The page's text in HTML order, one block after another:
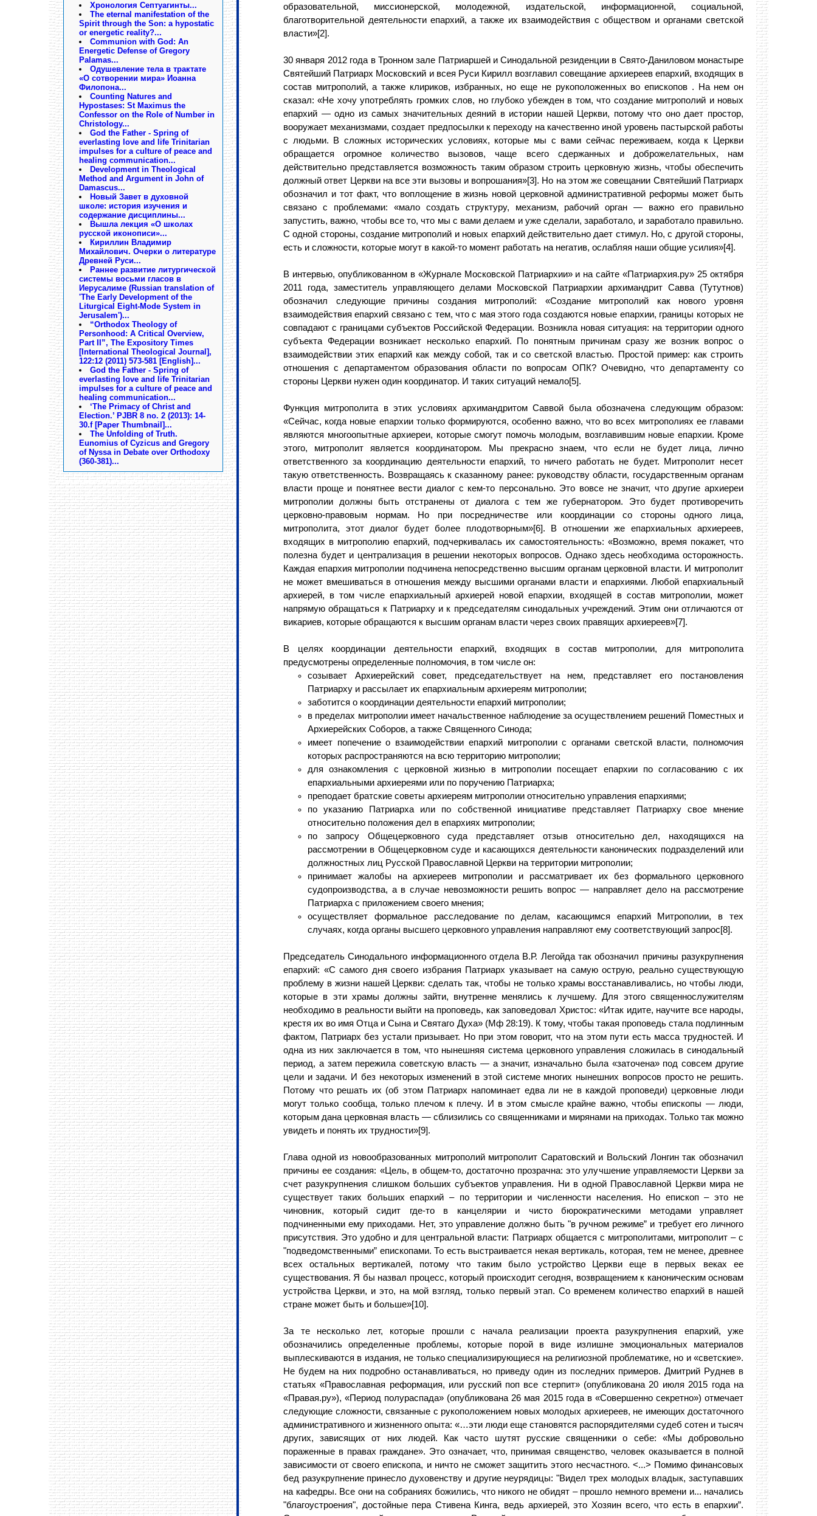
Хронология Септуагинты...
The eternal manifestation of the
Spirit through the Son: a hypostatic
or energetic reality?...
Communion with God: An
Energetic Defense of Gregory
Palamas...
Одушевление тела в трактате
«О сотворении мира» Иоанна
Филопона...
Counting Natures and
Hypostases: St Maximus the
Confessor on the Role of Number in
Christology...
God the Father - Spring of
everlasting love and life Trinitarian
impulses for a culture of peace and
healing communication...
Development in Theological
Method and Argument in John of
Damascus...
Новый Завет в духовной
школе: история изучения и
содержание дисциплины...
Вышла лекция «О школах
русской иконописи»...
Кириллин Владимир
Михайлович. Очерки о литературе
Древней Руси...
Раннее развитие литургической
системы восьми гласов в
Иерусалиме (Russian translation of
'The Early Development of the
Liturgical Eight-Mode System in
Jerusalem')...
“Orthodox Theology of
Personhood: A Critical Overview,
Part II”, The Expository Times
[International Theological Journal],
122:12 (2011) 573-581 [English]...
God the Father - Spring of
everlasting love and life Trinitarian
impulses for a culture of peace and
healing communication...
‘The Primacy of Christ and
Election.’ PJBR 8 no. 2 (2013): 14-
30.f [Paper Thumbnail]...
The Unfolding of Truth.
Eunomius of Cyzicus and Gregory
of Nyssa in Debate over Orthodoxy
(360-381)...
образовательной, миссионерской, молодежной, издательской, информационной, социальной,
благотворительной деятельности епархий, а также их взаимодействия с обществом и органами светской
власти»[2].
30 января 2012 года в Тронном зале Патриаршей и Синодальной резиденции в Свято-Даниловом монастыре
Святейший Патриарх Московский и всея Руси Кирилл возглавил совещание архиереев епархий, входящих в
состав митрополий, а также клириков, избранных, но еще не рукоположенных во епископов . На нем он
сказал: «Не хочу употреблять громких слов, но глубоко убежден в том, что создание митрополий и новых
епархий — одно из самых значительных деяний в истории нашей Церкви, потому что оно дает простор,
вооружает механизмами, создает предпосылки к переходу на качественно иной уровень пастырской работы
с людьми. В сложных исторических условиях, которые мы с вами сейчас переживаем, когда к Церкви
обращается огромное количество вызовов, чаще всего сдержанных и доброжелательных, нам
действительно представляется возможность таким образом строить церковную жизнь, чтобы обеспечить
должный ответ Церкви на все эти вызовы и вопрошания»[3]. Но на этом же совещании Святейший Патриарх
обозначил и тот факт, что воплощение в жизнь новой церковной административной реформы может быть
связано с проблемами: «мало создать структуру, механизм, рабочий орган — важно его правильно
запустить, важно, чтобы все то, что мы с вами делаем и уже сделали, заработало, и заработало правильно.
С одной стороны, создание митрополий и новых епархий действительно дает стимул. Но, с другой стороны,
есть и сложности, которые могут в какой-то момент работать на негатив, ослабляя наши общие усилия»[4].
В интервью, опубликованном в «Журнале Московской Патриархии» и на сайте «Патриархия.ру» 25 октября
2011 года, заместитель управляющего делами Московской Патриархии архимандрит Савва (Тутутнов)
обозначил следующие причины создания митрополий: «Создание митрополий как нового уровня
взаимодействия епархий связано с тем, что с мая этого года создаются новые епархии, границы которых не
совпадают с границами субъектов Российской Федерации. Возникла новая ситуация: на территории одного
субъекта Федерации возникает несколько епархий. По понятным причинам сразу же возник вопрос о
взаимодействии этих епархий как между собой, так и со светской властью. Простой пример: как строить
отношения с департаментом образования области по вопросам ОПК? Очевидно, что департаменту со
стороны Церкви нужен один координатор. И таких ситуаций немало[5].
Функция митрополита в этих условиях архимандритом Саввой была обозначена следующим образом:
«Сейчас, когда новые епархии только формируются, особенно важно, что во всех митрополиях ее главами
являются многоопытные архиереи, которые смогут помочь молодым, возглавившим новые епархии. Кроме
этого, митрополит является координатором. Мы прекрасно знаем, что если не будет лица, лично
ответственного за координацию деятельности епархий, то ничего работать не будет. Митрополит несет
такую ответственность. Возвращаясь к сказанному ранее: руководству области, государственным органам
власти проще и понятнее вести диалог с кем-то персонально. Это вовсе не значит, что другие архиереи
митрополии должны быть отстранены от диалога с тем же губернатором. Это будет противоречить
церковно-правовым нормам. Но при посредничестве или координации со стороны одного лица,
митрополита, этот диалог будет более плодотворным»[6]. В отношении же епархиальных архиереев,
входящих в митрополию епархий, подчеркивалась их самостоятельность: «Возможно, время покажет, что
полезна будет и централизация в решении некоторых вопросов. Однако здесь необходима осторожность.
Каждая епархия митрополии подчинена непосредственно высшим органам церковной власти. И митрополит
не может вмешиваться в отношения между высшими органами власти и епархиями. Любой епархиальный
архиерей, в том числе епархиальный архиерей новой епархии, входящей в состав митрополии, может
напрямую обращаться к Патриарху и к председателям синодальных учреждений. Этим они отличаются от
викариев, которые обращаются к высшим органам власти через своих правящих архиереев»[7].
В целях координации деятельности епархий, входящих в состав митрополии, для митрополита
предусмотрены определенные полномочия, в том числе он:
созывает Архиерейский совет, председательствует на нем, представляет его постановления
Патриарху и рассылает их епархиальным архиереям митрополии;
заботится о координации деятельности епархий митрополии;
в пределах митрополии имеет начальственное наблюдение за осуществлением решений Поместных и
Архиерейских Соборов, а также Священного Синода;
имеет попечение о взаимодействии епархий митрополии с органами светской власти, полномочия
которых распространяются на всю территорию митрополии;
для ознакомления с церковной жизнью в митрополии посещает епархии по согласованию с их
епархиальными архиереями или по поручению Патриарха;
преподает братские советы архиереям митрополии относительно управления епархиями;
по указанию Патриарха или по собственной инициативе представляет Патриарху свое мнение
относительно положения дел в епархиях митрополии;
по запросу Общецерковного суда представляет отзыв относительно дел, находящихся на
рассмотрении в Общецерковном суде и касающихся деятельности канонических подразделений или
должностных лиц Русской Православной Церкви на территории митрополии;
принимает жалобы на архиереев митрополии и рассматривает их без формального церковного
судопроизводства, а в случае невозможности решить вопрос — направляет дело на рассмотрение
Патриарха с приложением своего мнения;
осуществляет формальное расследование по делам, касающимся епархий Митрополии, в тех
случаях, когда органы высшего церковного управления направляют ему соответствующий запрос[8].
Председатель Синодального информационного отдела В.Р. Легойда так обозначил причины разукрупнения
епархий: «С самого дня своего избрания Патриарх указывает на самую острую, реально существующую
проблему в жизни нашей Церкви: сделать так, чтобы не только храмы восстанавливались, но чтобы люди,
которые в эти храмы должны зайти, внутренне менялись к лучшему. Для этого священнослужителям
необходимо в реальности выйти на проповедь, как заповедовал Христос: «Итак идите, научите все народы,
крестя их во имя Отца и Сына и Святаго Духа» (Мф 28:19). К тому, чтобы такая проповедь стала подлинным
фактом, Патриарх без устали призывает. Но при этом говорит, что на этом пути есть масса трудностей. И
одна из них заключается в том, что нынешняя система церковного управления сложилась в синодальный
период, а затем пережила советскую власть — а значит, изначально была «заточена» под совсем другие
цели и задачи. И без некоторых изменений в этой системе многих нынешних вопросов просто не решить.
Потому что решать их (об этом Патриарх напоминает едва ли не в каждой проповеди) церковные люди
могут только сообща, только плечом к плечу. И в этом смысле крайне важно, чтобы епископы — люди,
которым дана церковная власть — сблизились со священниками и мирянами на приходах. Только так можно
увидеть и понять их трудности»[9].
Глава одной из новообразованных митрополий митрополит Саратовский и Вольский Лонгин так обозначил
причины ее создания: «Цель, в общем-то, достаточно прозрачна: это улучшение управляемости Церкви за
счет разукрупнения слишком больших субъектов управления. Ни в одной Православной Церкви мира не
существует таких больших епархий – по территории и численности населения. Но епископ – это не
чиновник, который сидит где-то в канцелярии и чисто бюрократическими методами управляет
подчиненными ему приходами. Нет, это управление должно быть "в ручном режиме” и требует его личного
присутствия. Это удобно и для центральной власти: Патриарх общается с митрополитами, митрополит – с
"подведомственными” епископами. То есть выстраивается некая вертикаль, которая, тем не менее, древнее
всех остальных вертикалей, потому что таким было устройство Церкви еще в первых веках ее
существования. Я бы назвал процесс, который происходит сегодня, возвращением к каноническим основам
устройства Церкви, и это, на мой взгляд, только первый этап. Со временем количество епархий в нашей
стране может быть и больше»[10].
За те несколько лет, которые прошли с начала реализации проекта разукрупнения епархий, уже
обозначились определенные проблемы, которые порой в виде излишне эмоциональных материалов
выплескиваются в издания, не только специализирующиеся на религиозной проблематике, но и «светские».
Не будем на них подробно останавливаться, но приведу один из последних примеров. Дмитрий Руднев в
статьях «Православная реформация, или русский поп все стерпит» (опубликована 20 июля 2015 года на
«Правая.ру»), «Период полураспада» (опубликована 26 мая 2015 года в «Совершенно секретно») отмечает
следующие сложности, связанные с рукоположением новых молодых архиереев, не имеющих достаточного
административного и жизненного опыта: «…эти люди еще становятся распорядителями судеб сотен и тысяч
других, зависящих от них людей. Как часто шутят русские священники о себе: «Мы добровольно
пораженные в правах граждане». Это означает, что, принимая священство, человек оказывается в полной
зависимости от своего епископа, и ничто не сможет защитить этого несчастного. <...> Помимо финансовых
бед разукрупнение принесло духовенству и другие неурядицы: "Видел трех молодых владык, заступавших
на кафедры. Все они на собраниях божились, что никого не обидят – прошло немного времени и... начались
"благоустроения", достойные пера Стивена Кинга, ведь архиерей, это Хозяин всего, что есть в епархии”.